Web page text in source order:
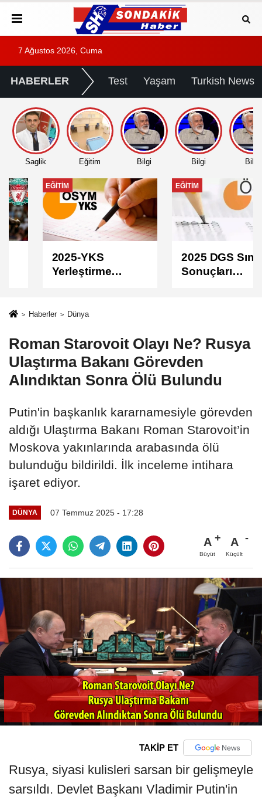
7 Ağustos 2026, Cuma
HABERLER Test Yaşam Turkish News
Saglik Eğitim Bilgi Bilgi Bilgi
EĞITIM
2025-YKS
Yerleştirme
Sonuçlar
Açıldı
EĞITIM
2025 DGS Sınav
Sonuçları
Haberler Dünya
Roman Starovoit Olayı Ne? Rusya
Ulaştırma Bakanı Görevden
Alındıktan Sonra Ölü Bulundu
Putin'in başkanlık kararnamesiyle görevden
aldığı Ulaştırma Bakanı Roman Starovoit’in
Moskova yakınlarında arabasında ölü
bulunduğu bildirildi. İlk inceleme intihara
işaret ediyor.
DÜNYA 07 Temmuz 2025 - 17:28
A
Büyüt
A
Küçült
TAKİP ET
Rusya, siyasi kulisleri sarsan bir gelişmeyle
sarsıldı. Devlet Başkanı Vladimir Putin'in